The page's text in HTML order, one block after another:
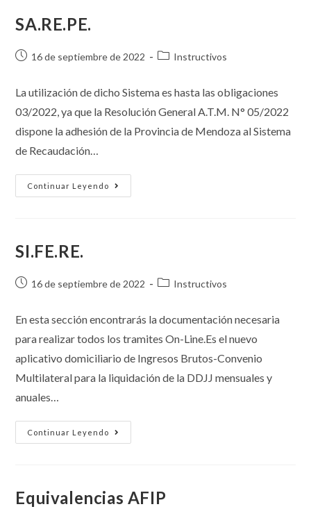
SA.RE.PE.
16 de septiembre de 2022 Instructivos
La utilización de dicho Sistema es hasta las obligaciones
03/2022, ya que la Resolución General A.T.M. N° 05/2022
dispone la adhesión de la Provincia de Mendoza al Sistema
de Recaudación…
Continuar Leyendo
SI.FE.RE.
16 de septiembre de 2022 Instructivos
En esta sección encontrarás la documentación necesaria
para realizar todos los tramites On-Line.Es el nuevo
aplicativo domiciliario de Ingresos Brutos-Convenio
Multilateral para la liquidación de la DDJJ mensuales y
anuales…
Continuar Leyendo
Equivalencias AFIP